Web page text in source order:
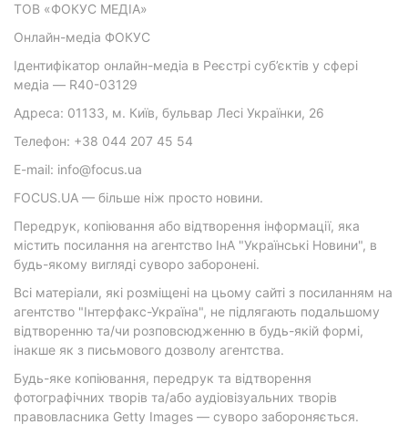
ТОВ «ФОКУС МЕДІА»
Онлайн-медіа ФОКУС
Ідентифікатор онлайн-медіа в Реєстрі суб’єктів у сфері
медіа — R40-03129
Адреса: 01133, м. Київ, бульвар Лесі Українки, 26
Телефон: +38 044 207 45 54
E-mail: info@focus.ua
FOCUS.UA — більше ніж просто новини.
Передрук, копіювання або відтворення інформації, яка
містить посилання на агентство ІнА "Українські Новини", в
будь-якому вигляді суворо заборонені.
Всі матеріали, які розміщені на цьому сайті з посиланням на
агентство "Інтерфакс-Україна", не підлягають подальшому
відтворенню та/чи розповсюдженню в будь-якій формі,
інакше як з письмового дозволу агентства.
Будь-яке копіювання, передрук та відтворення
фотографічних творів та/або аудіовізуальних творів
правовласника Getty Images — суворо забороняється.